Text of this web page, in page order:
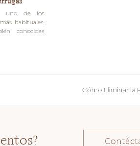
uno de los
habituales,
conocidas
next
Cómo Eliminar la